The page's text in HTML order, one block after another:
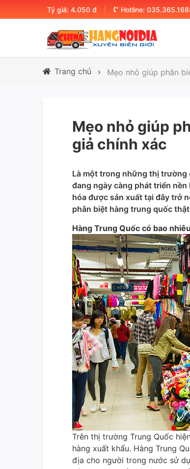
Tỷ giá: 4.050 đ Hotline:
Trang chủ Mẹo nhỏ giúp phân
Mẹo nhỏ giúp
giả chính xác
Là một trong những thị trường
đang ngày càng phát triển
hóa được sản xuất tại đây trở
phân biệt hàng trung quốc
Hàng Trung Quốc có bao
Trên thị trường Trung Quốc
hàng xuất khẩu. Hàng Trung
địa cho người trong nước sử